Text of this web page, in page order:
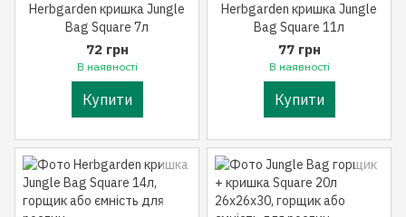
Herbgarden кришка Jungle
Bag Square 7л
72 грн
В наявності
Купити
Herbgarden кришка Jungle
Bag Square 11л
77 грн
В наявності
Купити